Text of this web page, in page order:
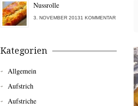
Nussrolle
3. NOVEMBER 20131 KOMMENTAR
Kategorien
Allgemein
Aufstrich
Aufstriche